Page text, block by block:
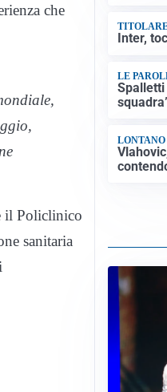
che
il Policlinico
sanitaria
Inter,
LE
Spalletti